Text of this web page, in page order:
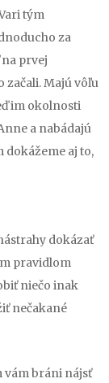
tým
za
prvej
začali. Majú vôľu
im okolnosti
a nabádajú
dokážeme aj to,
dokázať
pravidlom
niečo inak
nečakané
vám bráni nájsť